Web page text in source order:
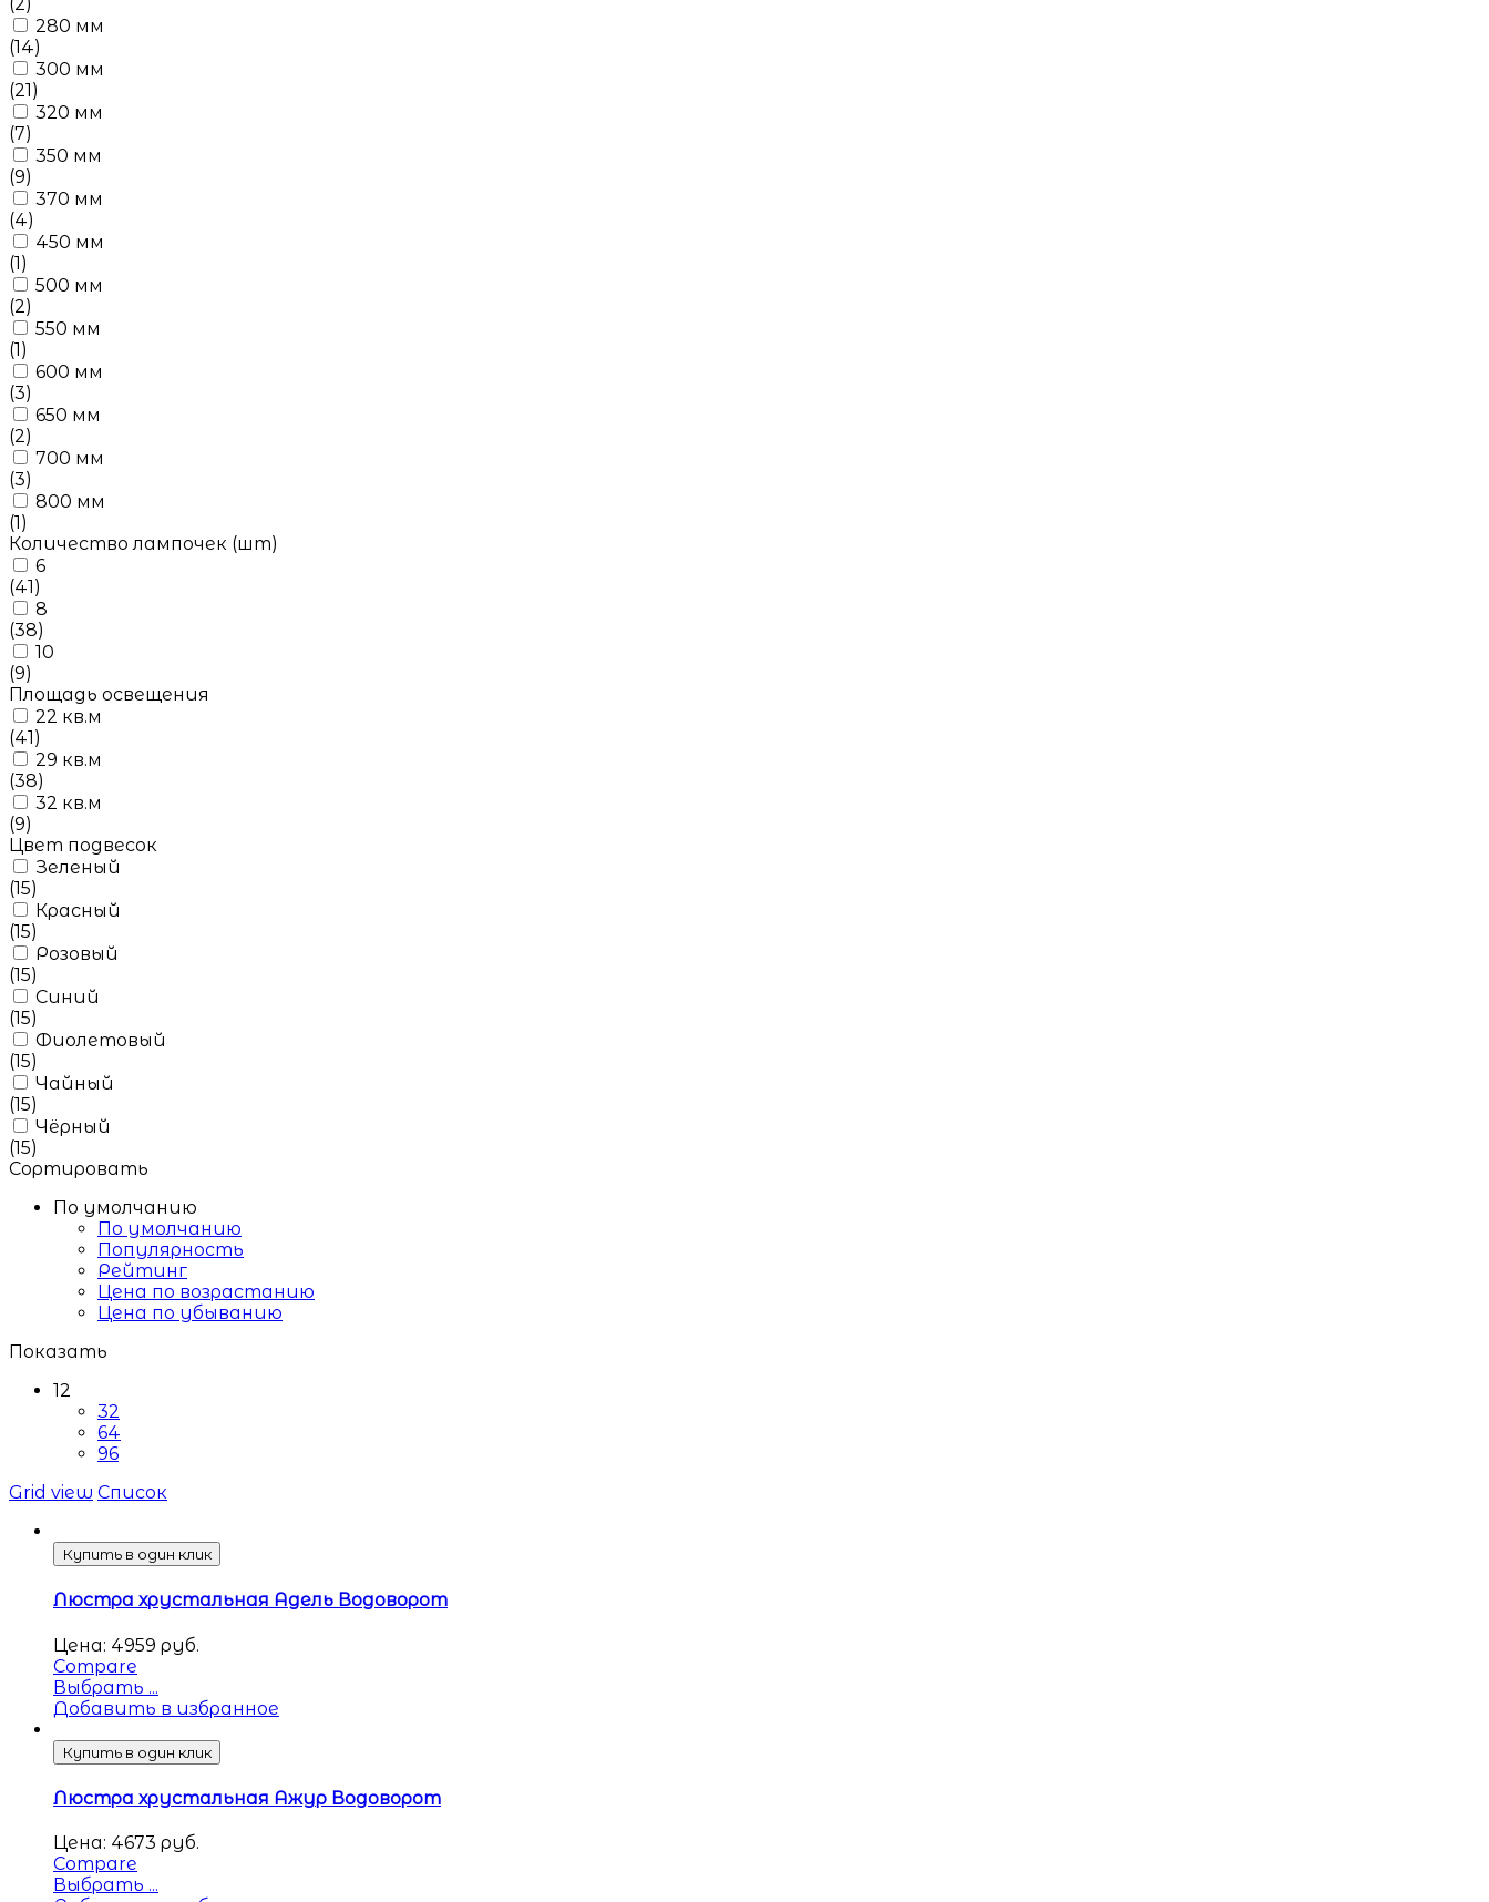
280 мм
(14)
300 мм
(21)
320 мм
(7)
350 мм
(9)
370 мм
(4)
450 мм
(1)
500 мм
(2)
550 мм
(1)
600 мм
(3)
650 мм
(2)
700 мм
(3)
800 мм
(1)
Количество лампочек (шт)
6
(41)
8
(38)
10
(9)
Площадь освещения
22 кв.м
(41)
29 кв.м
(38)
32 кв.м
(9)
Цвет подвесок
Зеленый
(15)
Красный
(15)
Розовый
(15)
Синий
(15)
Фиолетовый
(15)
Чайный
(15)
Чёрный
(15)
Сортировать
По умолчанию
По умолчанию
Популярность
Рейтинг
Цена по возрастанию
Цена по убыванию
Показать
12
32
64
96
Grid view Список
Купить в один клик
Люстра хрустальная Адель Водоворот
Цена: 4959 руб.
Compare
Выбрать ...
Добавить в избранное
Купить в один клик
Люстра хрустальная Ажур Водоворот
Цена: 4673 руб.
Compare
Выбрать ...